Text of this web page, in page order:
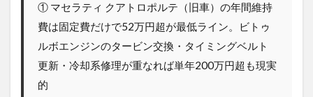
① マセラティ クアトロポルテ（旧車）の年間維持
費は固定費だけで52万円超が最低ライン。ビトゥ
ルボエンジンのタービン交換・タイミングベルト
更新・冷却系修理が重なれば単年200万円超も現実
的